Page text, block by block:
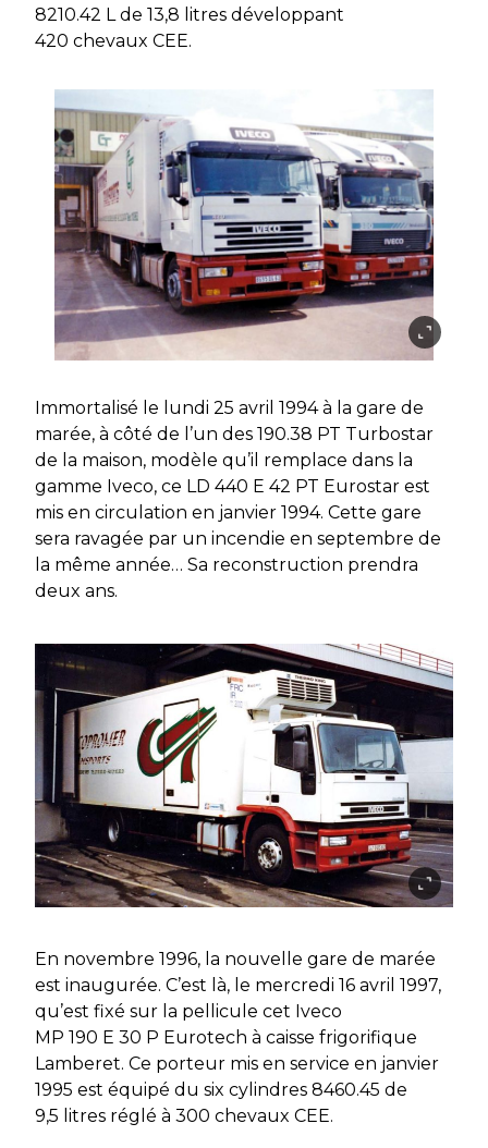
8210.42 L de 13,8 litres développant
420 chevaux CEE.
Immortalisé le lundi 25 avril 1994 à la gare de
marée, à côté de l’un des 190.38 PT Turbostar
de la maison, modèle qu’il remplace dans la
gamme Iveco, ce LD 440 E 42 PT Eurostar est
mis en circulation en janvier 1994. Cette gare
sera ravagée par un incendie en septembre de
la même année… Sa reconstruction prendra
deux ans.
En novembre 1996, la nouvelle gare de marée
est inaugurée. C’est là, le mercredi 16 avril 1997,
qu’est fixé sur la pellicule cet Iveco
MP 190 E 30 P Eurotech à caisse frigorifique
Lamberet. Ce porteur mis en service en janvier
1995 est équipé du six cylindres 8460.45 de
9,5 litres réglé à 300 chevaux CEE.